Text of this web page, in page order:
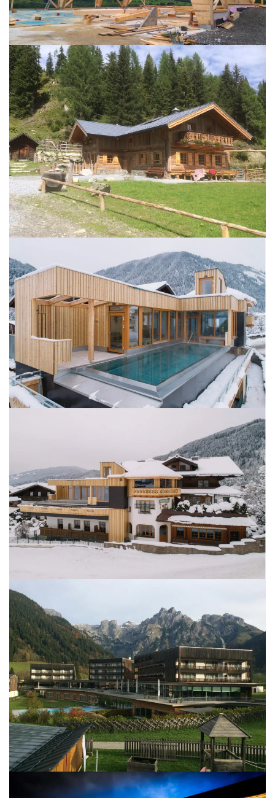
BILD ÖFFNEN
BILD ÖFFNEN
BILD ÖFFNEN
BILD ÖFFNEN